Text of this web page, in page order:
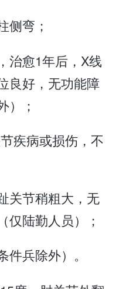
侧弯；
治愈1年后，X线
良好，无功能障
）；
疾病或损伤，不
关节稍粗大，无
仅陆勤人员）；
件兵除外）。